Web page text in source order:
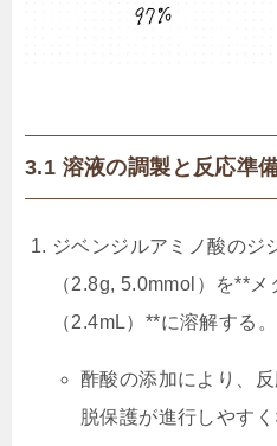
3.1 溶液の調製と反応準
ジベンジルアミノ酸のジ
（2.8g, 5.0mmol）を**メ
（2.4mL）**に溶解する。
酢酸の添加により、
脱保護が進行しやすく